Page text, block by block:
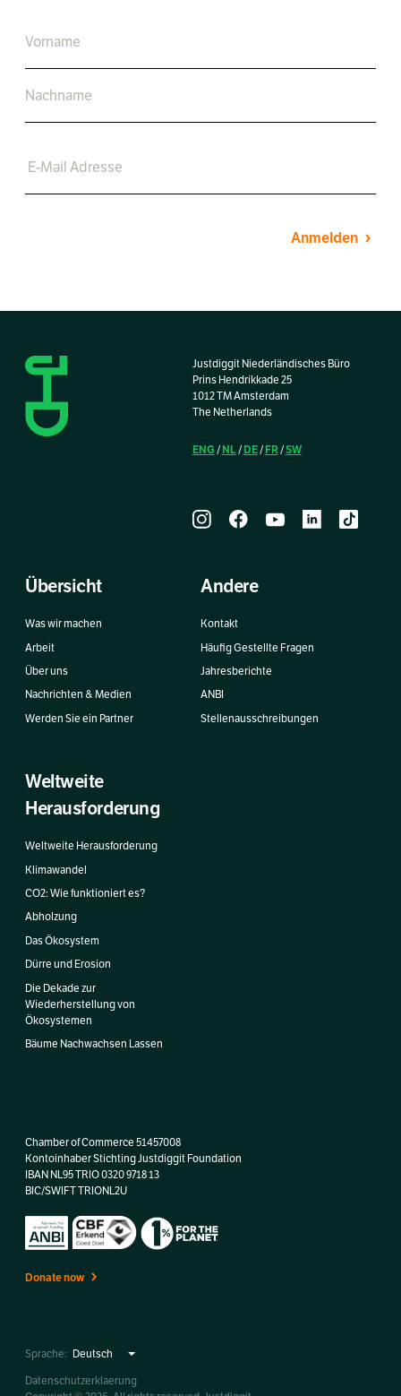
Anmelden
Justdiggit Niederländisches Büro
Prins Hendrikkade 25
1012 TM Amsterdam
The Netherlands
ENG / NL/ DE/ FR/SW
Übersicht
Was wir machen
Arbeit
Über uns
Nachrichten & Medien
Werden Sie ein Partner
Andere
Kontakt
Häufig Gestellte Fragen
Jahresberichte
ANBI
Stellenausschreibungen
Weltweite
Herausforderung
Weltweite Herausforderung
Klimawandel
CO2: Wie funktioniert es?
Abholzung
Das Ökosystem
Dürre und Erosion
Die Dekade zur
Wiederherstellung von
Ökosystemen
Bäume Nachwachsen Lassen
Chamber of Commerce 51457008
Kontoinhaber Stichting Justdiggit Foundation
IBAN NL95 TRIO 0320 9718 13
BIC/SWIFT TRIONL2U
Donate now
Sprache:
Datenschutzerklaerung